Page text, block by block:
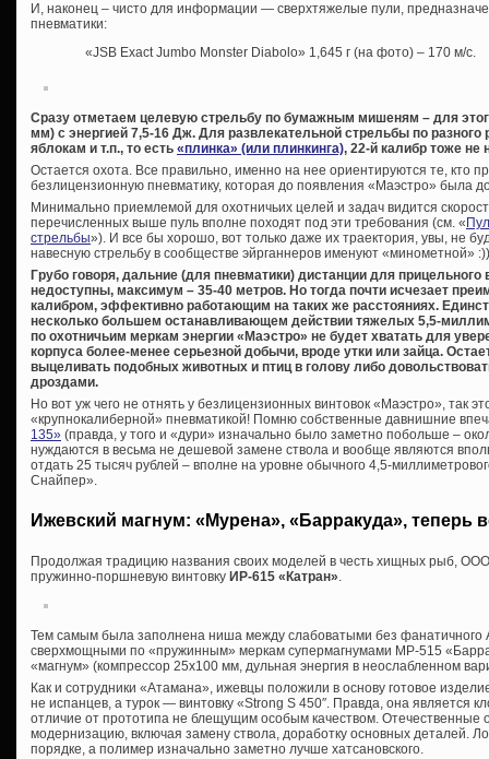
И, наконец – чисто для информации — сверхтяжелые пули,
пневматики:
«JSB Exact Jumbo Monster Diabolo» 1,645 г (на фото) – 170 м/с.
Сразу отметаем целевую стрельбу по бумажным мишеням – для
мм) с энергией 7,5-16 Дж. Для развлекательной стрельбы по
яблокам и т.п., то есть «плинка» (или плинкинга), 22-й калибр тоже не
Остается охота. Все правильно, именно на нее ориентируются те, кто
безлицензионную пневматику, которая до появления «Маэстро» была
Минимально приемлемой для охотничьих целей и задач видится
перечисленных выше пуль вполне походят под эти требования (см. «
стрельбы»). И все бы хорошо, вот только даже их траектория, увы, не
навесную стрельбу в сообществе эйрганнеров именуют «минометной»
Грубо говоря, дальние (для пневматики) дистанции для
недоступны, максимум – 35-40 метров. Но тогда почти исчезает
калибром, эффективно работающим на таких же расстояниях.
несколько большем останавливающем действии тяжелых 5,5-
по охотничьим меркам энергии «Маэстро» не будет хватать для
корпуса более-менее серьезной добычи, вроде утки или зайца.
выцеливать подобных животных и птиц в голову либо
дроздами.
Но вот уж чего не отнять у безлицензионных винтовок «Маэстро», так
«крупнокалиберной» пневматикой! Помню собственные давнишние
135» (правда, у того и «дури» изначально было заметно побольше –
нуждаются в весьма не дешевой замене ствола и вообще являются
отдать 25 тысяч рублей – вполне на уровне обычного 4,5-
Снайпер».
Ижевский магнум: «Мурена», «Барракуда», теперь
Продолжая традицию названия своих моделей в честь хищных рыб,
пружинно-поршневую винтовку ИР-615 «Катран».
Тем самым была заполнена ниша между слабоватыми без
сверхмощными по «пружинным» меркам супермагнумами МР-515
«магнум» (компрессор 25х100 мм, дульная энергия в неослабленном
Как и сотрудники «Атамана», ижевцы положили в основу готовое
не испанцев, а турок — винтовку «Strong S 450″. Правда, она является
отличие от прототипа не блещущим особым качеством. Отечественные
модернизацию, включая замену ствола, доработку основных деталей.
порядке, а полимер изначально заметно лучше хатсановского.